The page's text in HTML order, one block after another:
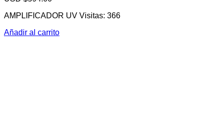
AMPLIFICADOR UV Visitas: 366
Añadir al carrito